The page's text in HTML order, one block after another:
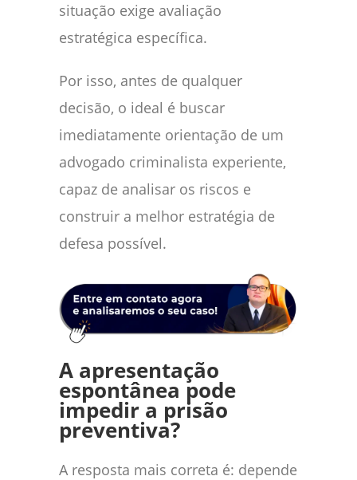
situação exige avaliação
estratégica específica.
Por isso, antes de qualquer
decisão, o ideal é buscar
imediatamente orientação de um
advogado criminalista experiente,
capaz de analisar os riscos e
construir a melhor estratégia de
defesa possível.
A apresentação
espontânea pode
impedir a prisão
preventiva?
A resposta mais correta é: depende